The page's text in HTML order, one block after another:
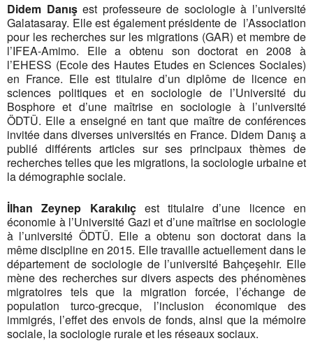
Didem Danışest professeure de sociologie à l’université
Galatasaray. Elle est également présidente de l’Association
pour les recherches sur les migrations (GAR) et membre de
l’IFEA-Amimo. Elle a obtenu son doctorat en 2008 à
l’EHESS (Ecole des Hautes Etudes en Sciences Sociales)
en France. Elle est titulaire d’un diplôme de licence en
sciences politiques et en sociologie de l’Université du
Bosphore et d’une maîtrise en sociologie à l’université
ÖDTÜ. Elle a enseigné en tant que maître de conférences
invitée dans diverses universités en France. Didem Danış a
publié différents articles sur ses principaux thèmes de
recherches telles que les migrations, la sociologie urbaine et
la démographie sociale.
İlhan Zeynep Karakılıçest titulaire d’une licence en
économie à l’Université Gazi et d’une maîtrise en sociologie
à l’université ÖDTÜ. Elle a obtenu son doctorat dans la
même discipline en 2015. Elle travaille actuellement dans le
département de sociologie de l’université Bahçeşehir. Elle
mène des recherches sur divers aspects des phénomènes
migratoires tels que la migration forcée, l’échange de
population turco-grecque, l’inclusion économique des
immigrés, l’effet des envois de fonds, ainsi que la mémoire
sociale, la sociologie rurale et les réseaux sociaux.